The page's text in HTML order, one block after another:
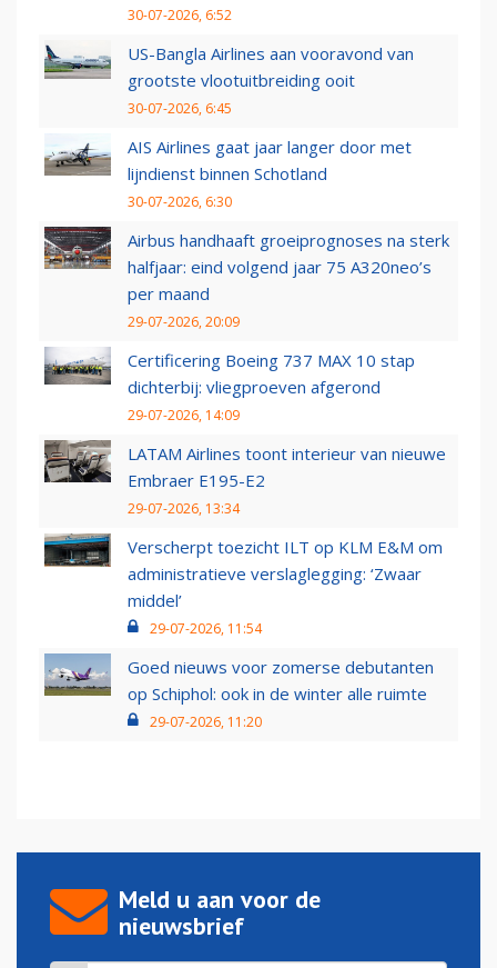
30-07-2026, 6:52
US-Bangla Airlines aan vooravond van
grootste vlootuitbreiding ooit
30-07-2026, 6:45
AIS Airlines gaat jaar langer door met
lijndienst binnen Schotland
30-07-2026, 6:30
Airbus handhaaft groeiprognoses na sterk
halfjaar: eind volgend jaar 75 A320neo’s
per maand
29-07-2026, 20:09
Certificering Boeing 737 MAX 10 stap
dichterbij: vliegproeven afgerond
29-07-2026, 14:09
LATAM Airlines toont interieur van nieuwe
Embraer E195-E2
29-07-2026, 13:34
Verscherpt toezicht ILT op KLM E&M om
administratieve verslaglegging: ‘Zwaar
middel’
29-07-2026, 11:54
Goed nieuws voor zomerse debutanten
op Schiphol: ook in de winter alle ruimte
29-07-2026, 11:20
Meld u aan voor de
nieuwsbrief